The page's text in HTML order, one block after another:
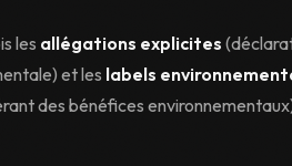
les allégations explicites
et les labels
des bénéfices